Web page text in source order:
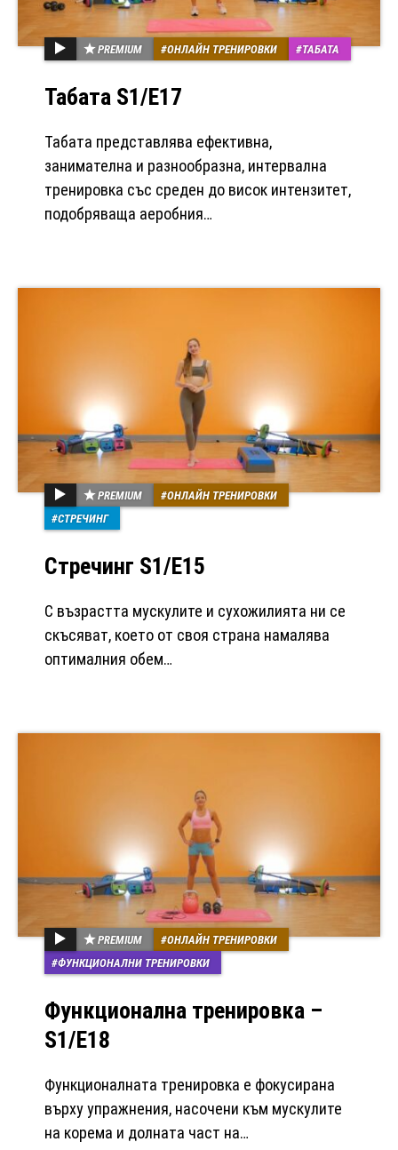
PREMIUM ОНЛАЙН ТРЕНИРОВКИ ТАБАТА
Табата S1/Е17
Табата представлява ефективна,
занимателна и разнообразна, интервална
тренировка със среден до висок интензитет,
подобряваща аеробния…
PREMIUM
ОНЛАЙН ТРЕНИРОВКИ
СТРЕЧИНГ
Стречинг S1/Е15
С възрастта мускулите и сухожилията ни се
скъсяват, което от своя страна намалява
оптималния обем…
PREMIUM
ОНЛАЙН ТРЕНИРОВКИ
ФУНКЦИОНАЛНИ ТРЕНИРОВКИ
Функционална тренировка –
S1/E18
Функционалната тренировка е фокусирана
върху упражнения, насочени към мускулите
на корема и долната част на…